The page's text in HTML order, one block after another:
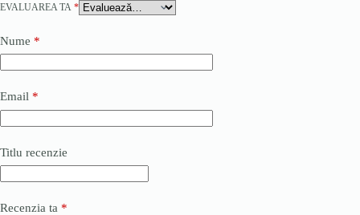
EVALUAREA TA *
Nume *
Email *
Titlu recenzie
Recenzia ta *